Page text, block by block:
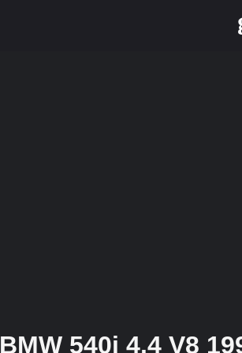
BMW 540i 4.4 V8